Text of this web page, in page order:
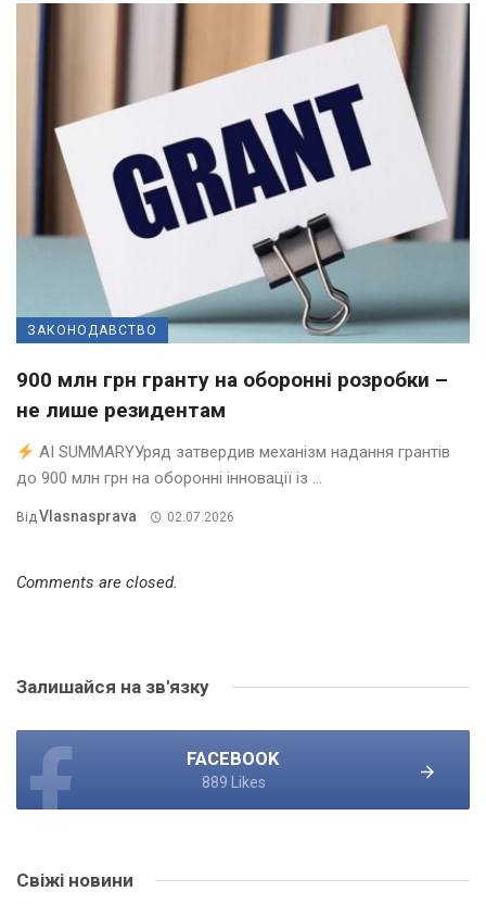
ЗАКОНОДАВСТВО
900 млн грн гранту на оборонні розробки –
не лише резидентам
AI SUMMARYУряд затвердив механізм надання грантів
до 900 млн грн на оборонні інновації із ...
ВідVlasnasprava 02.07.2026
Comments are closed.
Залишайся на зв'язку
FACEBOOK
889 Likes
Свіжі новини